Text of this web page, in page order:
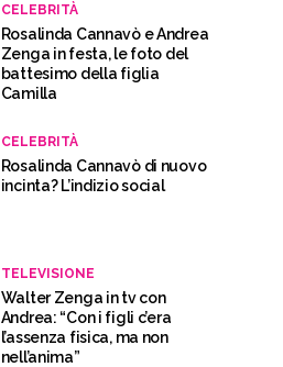
CELEBRITÀ
Rosalinda Cannavò e Andrea
Zenga in festa, le foto del
battesimo della figlia
Camilla
CELEBRITÀ
Rosalinda Cannavò di nuovo
incinta? L’indizio social
TELEVISIONE
Walter Zenga in tv con
Andrea: “Con i figli c’era
l’assenza fisica, ma non
nell’anima”